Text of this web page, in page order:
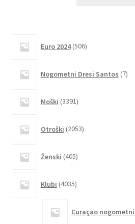
Euro 2024 506izdelkov
Nogometni Dresi Santos 7
Moški 3391izdelkov
Otroški 2053izdelkov
Ženski 405izdelkov
Klubi 4035izdelkov
Curaçao nogometni